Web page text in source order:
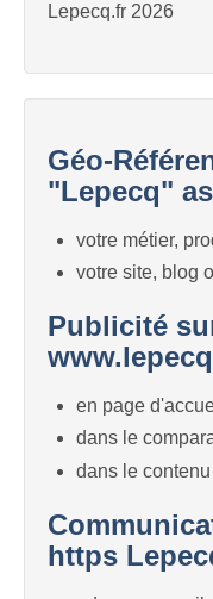
Lepecq.fr 2026
Géo-
"Lepecq"
votre métier,
votre site, blog
Publicité
en page
dans le
dans le
https